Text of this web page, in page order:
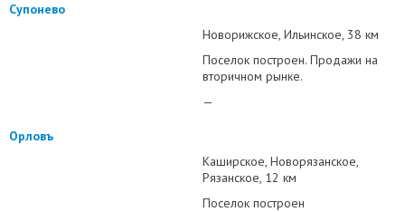
Супонево
Новорижское Ильинское 38 км
Поселок построен. Продажи на
вторичном рынке.
—
Орловъ
Каширское Новорязанское
Рязанское 12 км
Поселок построен